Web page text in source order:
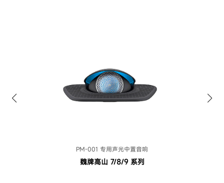
PM-001 专用声光中置音响
魏牌高山 7/8/9 系列